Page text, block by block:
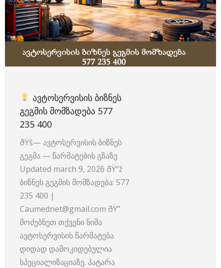
ᲐᲕᲢᲝᲡᲔᲠᲕᲘᲡᲘᲡ ᲑᲘᲖᲜᲔᲡ
ᲒᲔᲒᲛᲘᲡ ᲛᲝᲛᲖᲐᲓᲔᲑᲐ 577
235 400
ðŸš— ავტოსერვისის ბიზნეს
გეგმა — წარმატების გზაზე
Updated march 9, 2026 ðŸ“ž
ბიზნეს გეგმის მომზადება: 577
235 400 |
Caumednet@gmail.com ðŸ”
მოძებნეთ თქვენი ნიშა
ავტოსერვისის წარმატება
დიდად დამოკიდებულია
სპეციალიზაციაზე. პატარა